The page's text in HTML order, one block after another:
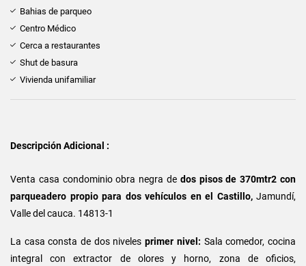
Bahias de parqueo
Centro Médico
Cerca a restaurantes
Shut de basura
Vivienda unifamiliar
Descripción Adicional :
Venta casa condominio obra negra de dos pisos de 370mtr2 con
parqueadero propio para dos vehículos en el Castillo,Jamundí,
Valle del cauca. 14813-1
La casa consta de dos nivelesprimer nivel: Sala comedor, cocina
integral con extractor de olores y horno, zona de oficios,